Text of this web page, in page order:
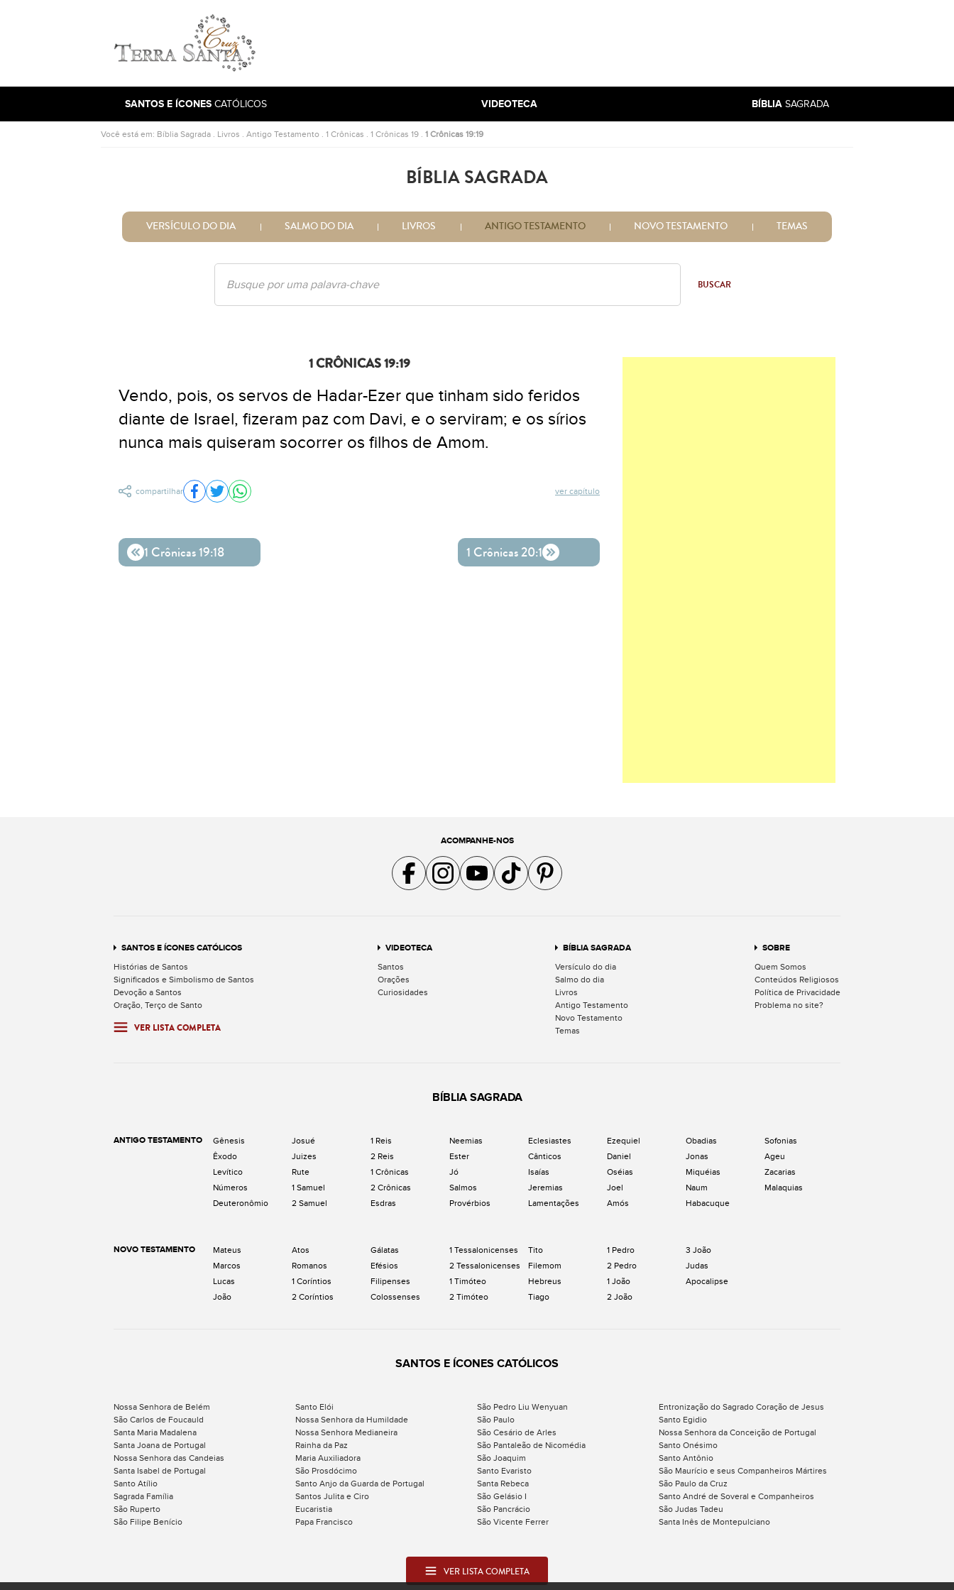
Ir para a página inicial
SANTOS E ÍCONES CATÓLICOS VIDEOTECA BÍBLIA SAGRADA
Você está em: Bíblia Sagrada . Livros . Antigo Testamento . 1 Crônicas . 1 Crônicas 19 . 1 Crônicas 19:19
BÍBLIA SAGRADA
VERSÍCULO DO DIA SALMO DO DIA LIVROS ANTIGO TESTAMENTO NOVO TESTAMENTO TEMAS
BUSCAR
1 CRÔNICAS 19:19
Vendo, pois, os servos de Hadar-Ezer que tinham sido feridos
diante de Israel, fizeram paz com Davi, e o serviram; e os sírios
nunca mais quiseram socorrer os filhos de Amom.
ver capítulo
compartilhar Compartilhar no Facebook
Compartilhar no Twitter
Compartilhar no WhatsApp
1 Crônicas 19:18 1 Crônicas 20:1
ACOMPANHE-NOS
Acompanhe a gente no Facebook
Acompanhe a gente no Instagram
Acompanhe a gente no YouTube
Acompanhe a gente no TikTok
Acompanhe a gente no Pinterest
SANTOS E ÍCONES CATÓLICOS
Histórias de Santos
Significados e Simbolismo de Santos
Devoção a Santos
Oração, Terço de Santo
VER LISTA COMPLETA
VIDEOTECA
Santos
Orações
Curiosidades
BÍBLIA SAGRADA
Versículo do dia
Salmo do dia
Livros
Antigo Testamento
Novo Testamento
Temas
SOBRE
Quem Somos
Conteúdos Religiosos
Política de Privacidade
Problema no site?
BÍBLIA SAGRADA
ANTIGO TESTAMENTO
Gênesis
Êxodo
Levítico
Números
Deuteronômio
Josué
Juizes
Rute
1 Samuel
2 Samuel
1 Reis
2 Reis
1 Crônicas
2 Crônicas
Esdras
Neemias
Ester
Jó
Salmos
Provérbios
Eclesiastes
Cânticos
Isaías
Jeremias
Lamentações
Ezequiel
Daniel
Oséias
Joel
Amós
Obadias
Jonas
Miquéias
Naum
Habacuque
Sofonias
Ageu
Zacarias
Malaquias
NOVO TESTAMENTO
Mateus
Marcos
Lucas
João
Atos
Romanos
1 Coríntios
2 Coríntios
Gálatas
Efésios
Filipenses
Colossenses
1 Tessalonicenses
2 Tessalonicenses
1 Timóteo
2 Timóteo
Tito
Filemom
Hebreus
Tiago
1 Pedro
2 Pedro
1 João
2 João
3 João
Judas
Apocalipse
SANTOS E ÍCONES CATÓLICOS
Nossa Senhora de Belém Santo Elói São Pedro Liu Wenyuan
Entronização do Sagrado Coração de Jesus
São Carlos de Foucauld
Nossa Senhora da Humildade São Paulo
Santo Egidio
Santa Maria Madalena
Nossa Senhora Medianeira São Cesário de Arles
Nossa Senhora da Conceição de Portugal
Santa Joana de Portugal
Rainha da Paz São Pantaleão de Nicomédia
Santo Onésimo
Nossa Senhora das Candeias
Maria Auxiliadora São Joaquim
Santo Antônio
Santa Isabel de Portugal
São Prosdócimo Santo Evaristo
São Maurício e seus Companheiros Mártires
Santo Atílio
Santo Anjo da Guarda de Portugal Santa Rebeca
São Paulo da Cruz
Sagrada Família
Santos Julita e Ciro São Gelásio I
Santo André de Soveral e Companheiros
São Ruperto
Eucaristia São Pancrácio
São Judas Tadeu
São Filipe Benício
Papa Francisco São Vicente Ferrer Santa Inês de Montepulciano
VER LISTA COMPLETA